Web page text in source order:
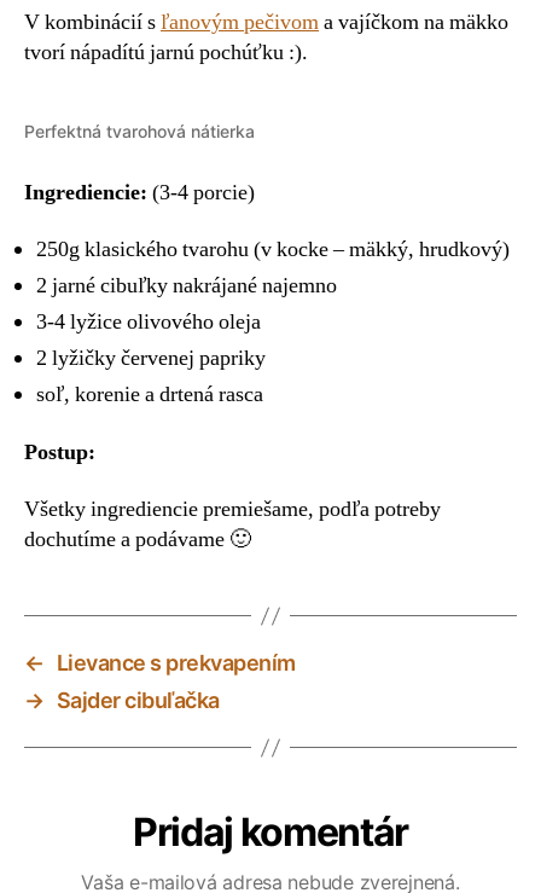
V kombinácií sľanovým pečivoma vajíčkom na mäkko
tvorí nápadítú jarnú pochúťku :).
Perfektná tvarohová nátierka
Ingrediencie: (3-4 porcie)
250g klasického tvarohu (v kocke – mäkký, hrudkový)
2 jarné cibuľky nakrájané najemno
3-4 lyžice olivového oleja
2 lyžičky červenej papriky
soľ, korenie a drtená rasca
Postup:
Všetky ingrediencie premiešame, podľa potreby
dochutíme a podávame 🙂
←
Lievance s prekvapením
→ Sajder cibuľačka
Pridaj komentár
Vaša e-mailová adresa nebude zverejnená.